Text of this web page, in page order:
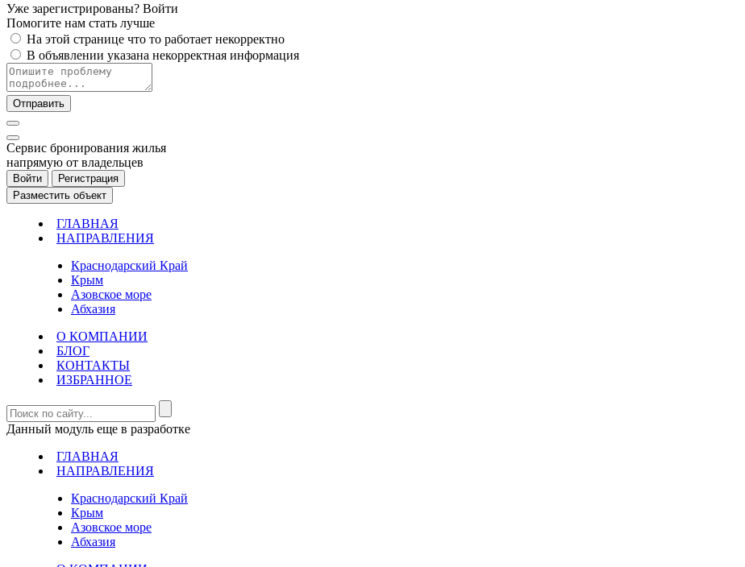
Уже зарегистрированы? Войти
Помогите нам стать лучше
На этой странице что то работает некорректно
В объявлении указана некорректная информация
Отправить
Cервис бронирования жилья
напрямую от владельцев
Войти
Регистрация
Разместить объект
ГЛАВНАЯ
НАПРАВЛЕНИЯ
Краснодарский Край
Крым
Азовское море
Абхазия
О КОМПАНИИ
БЛОГ
КОНТАКТЫ
ИЗБРАННОЕ
Данный модуль еще в разработке
ГЛАВНАЯ
НАПРАВЛЕНИЯ
Краснодарский Край
Крым
Азовское море
Абхазия